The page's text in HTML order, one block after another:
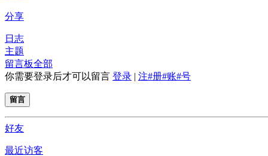
分享
日志
主题
留言板全部
你需要登录后才可以留言 登录 | 注#册#账#号
留言
好友
最近访客